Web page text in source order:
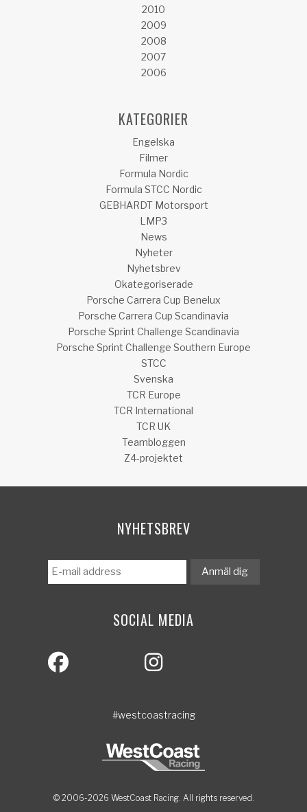
2010
2009
2008
2007
2006
KATEGORIER
Engelska
Filmer
Formula Nordic
Formula STCC Nordic
GEBHARDT Motorsport
LMP3
News
Nyheter
Nyhetsbrev
Okategoriserade
Porsche Carrera Cup Benelux
Porsche Carrera Cup Scandinavia
Porsche Sprint Challenge Scandinavia
Porsche Sprint Challenge Southern Europe
STCC
Svenska
TCR Europe
TCR International
TCR UK
Teambloggen
Z4-projektet
NYHETSBREV
SOCIAL MEDIA
#westcoastracing
© 2006-2026 WestCoast Racing. All rights reserved.